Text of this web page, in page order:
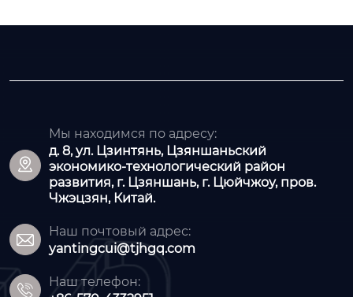

Мы находимся по адресу:
д. 8, ул. Цзинтянь, Цзяншаньский
экономико-технологический район
развития, г. Цзяншань, г. Цюйчжоу, пров.
Чжэцзян, Китай.

Наш почтовый адрес:
yantingcui@tjhgq.com

Наш телефон: